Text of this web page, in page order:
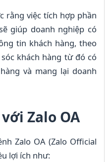
rằng việc tích hợp phần
giúp doanh nghiệp có
tin khách hàng, theo
khách hàng từ đó có
và mang lại doanh
Zalo OA
Zalo OA (Zalo Official
lợi ích như: